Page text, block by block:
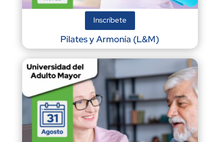
Inscríbete
Pilates y Armonía (L&M)